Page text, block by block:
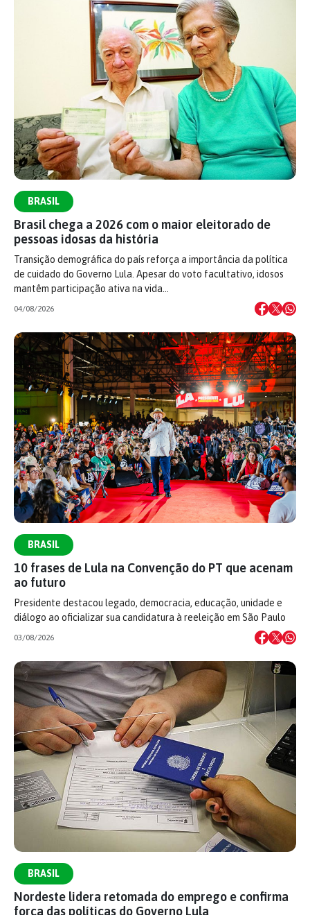
BRASIL
Brasil chega a 2026 com o maior eleitorado de
pessoas idosas da história
Transição demográfica do país reforça a importância da política
de cuidado do Governo Lula. Apesar do voto facultativo, idosos
mantêm participação ativa na vida…
04/08/2026
BRASIL
10 frases de Lula na Convenção do PT que acenam
ao futuro
Presidente destacou legado, democracia, educação, unidade e
diálogo ao oficializar sua candidatura à reeleição em São Paulo
03/08/2026
BRASIL
Nordeste lidera retomada do emprego e confirma
força das políticas do Governo Lula